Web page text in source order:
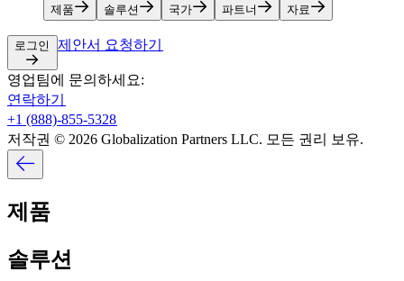
제품​​ 솔루션​​ 국가​​ 파트너​​ 자료​​
로그인​​ 제안서 요청하기​​
영업팀에 문의하세요:​​
연락하기​​
+1 (888)-855-5328​​
저작권 © 2026 Globalization Partners LLC. 모든 권리 보유.​​
제품​​
솔루션​​